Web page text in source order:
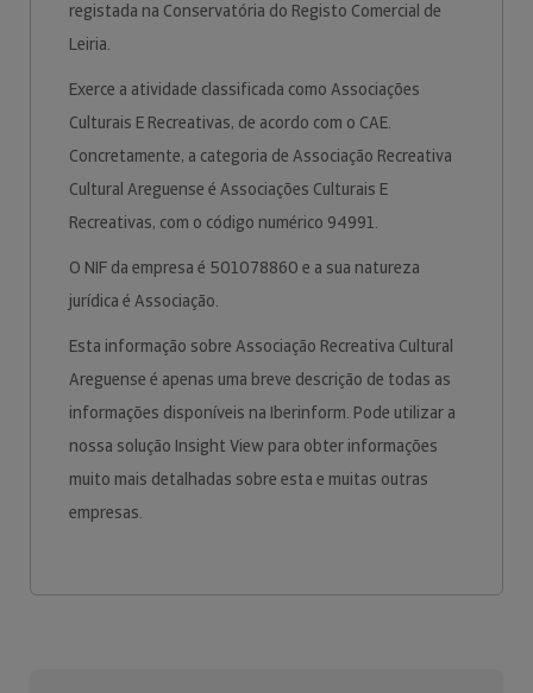
registada na Conservatória do Registo Comercial de
Leiria.
Exerce a atividade classificada como Associações
Culturais E Recreativas, de acordo com o CAE.
Concretamente, a categoria de Associação Recreativa
Cultural Areguense é Associações Culturais E
Recreativas, com o código numérico 94991.
O NIF da empresa é 501078860 e a sua natureza
jurídica é Associação.
Esta informação sobre Associação Recreativa Cultural
Areguense é apenas uma breve descrição de todas as
informações disponíveis na Iberinform. Pode utilizar a
nossa solução Insight View para obter informações
muito mais detalhadas sobre esta e muitas outras
empresas.